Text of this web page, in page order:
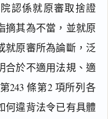
認係就原審取捨證
摘其為不當，並就原
就原審所為論斷，泛
合於不適用法規、適
243 條第2 項所列各
何違背法令已有具體